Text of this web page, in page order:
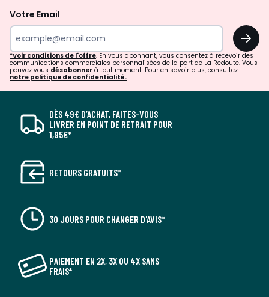
Votre Email
OK
*Voir conditions de l'offre. En vous abonnant, vous consentez à recevoir des
communications commerciales personnalisées de la part de La Redoute. Vous
pouvez vous désabonner à tout moment. Pour en savoir plus, consultez
notre politique de confidentialité.
DÈS 49€ D’ACHAT, FAITES-VOUS
LIVRER EN POINT DE RETRAIT POUR
1,95€*
RETOURS GRATUITS*
30 JOURS POUR CHANGER D'AVIS*
PAIEMENT EN 2X, 3X OU 4X SANS
FRAIS*